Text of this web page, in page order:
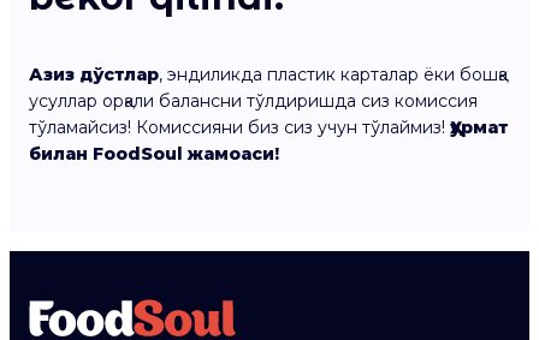
Азиз дўстлар, эндиликда пластик карталар ёки бошқа
усуллар орқали балансни тўлдиришда сиз комиссия
тўламайсиз! Комиссияни биз сиз учун тўлаймиз! Ҳурмат
билан FoodSoul жамоаси!